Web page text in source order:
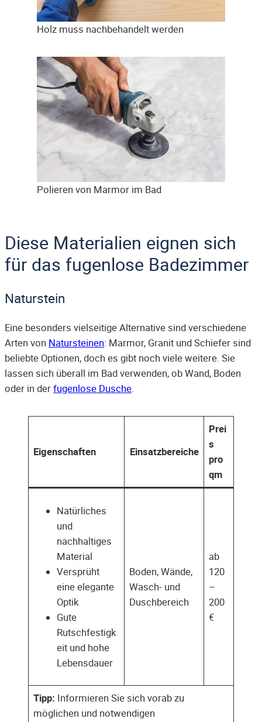
Holz muss nachbehandelt werden
Polieren von Marmor im Bad
Diese Materialien eignen sich
für das fugenlose Badezimmer
Naturstein
Eine besonders vielseitige Alternative sind verschiedene
Arten von Natursteinen: Marmor, Granit und Schiefer sind
beliebte Optionen, doch es gibt noch viele weitere. Sie
lassen sich überall im Bad verwenden, ob Wand, Boden
oder in derfugenlose Dusche.
Eigenschaften Einsatzbereiche
Prei
s
pro
qm
Natürliches
und
nachhaltiges
Material
Versprüht
eine elegante
Optik
Gute
Rutschfestigk
eit und hohe
Lebensdauer
Boden, Wände,
Wasch- und
Duschbereich
ab
120
–
200
€
Tipp: Informieren Sie sich vorab zu
möglichen und notwendigen